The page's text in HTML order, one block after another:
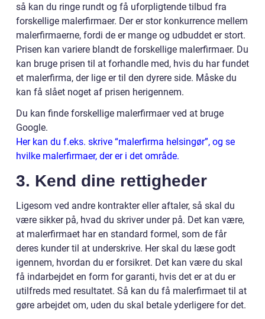
så kan du ringe rundt og få uforpligtende tilbud fra
forskellige malerfirmaer. Der er stor konkurrence mellem
malerfirmaerne, fordi de er mange og udbuddet er stort.
Prisen kan variere blandt de forskellige malerfirmaer. Du
kan bruge prisen til at forhandle med, hvis du har fundet
et malerfirma, der lige er til den dyrere side. Måske du
kan få slået noget af prisen herigennem.
Du kan finde forskellige malerfirmaer ved at bruge
Google.
Her kan du f.eks. skrive “malerfirma helsingør”, og se
hvilke malerfirmaer, der er i det område.
3. Kend dine rettigheder
Ligesom ved andre kontrakter eller aftaler, så skal du
være sikker på, hvad du skriver under på. Det kan være,
at malerfirmaet har en standard formel, som de får
deres kunder til at underskrive. Her skal du læse godt
igennem, hvordan du er forsikret. Det kan være du skal
få indarbejdet en form for garanti, hvis det er at du er
utilfreds med resultatet. Så kan du få malerfirmaet til at
gøre arbejdet om, uden du skal betale yderligere for det.